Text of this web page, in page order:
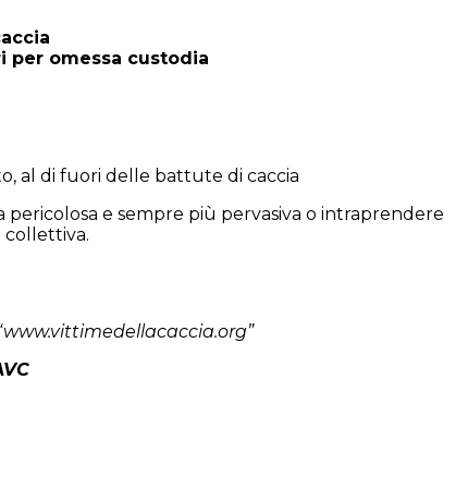
per omessa custodia
al di fuori delle battute di caccia
e sempre più pervasiva o intraprendere
collettiva.